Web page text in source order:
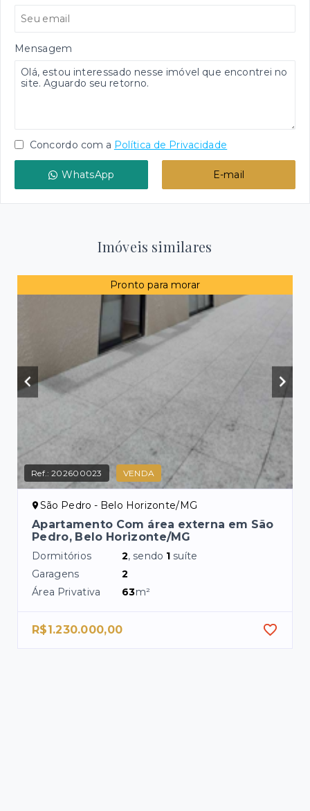
Mensagem
Concordo com a Política de Privacidade
WhatsApp E-mail
Imóveis similares
Pronto para morar
Ref.:202600023 VENDA
São Pedro - Belo Horizonte/MG
Apartamento Com área externa em São
Pedro, Belo Horizonte/MG
Dormitórios 2, sendo 1 suíte
Garagens
2
Área Privativa
63m²
R$1.230.000,00